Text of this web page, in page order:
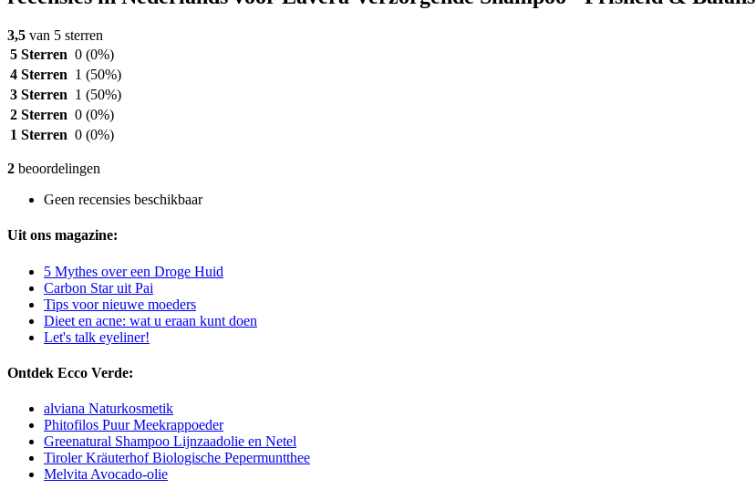
3,5 van 5 sterren
5 Sterren 0 (0%)
4 Sterren 1 (50%)
3 Sterren 1 (50%)
2 Sterren 0 (0%)
1 Sterren 0 (0%)
2 beoordelingen
Geen recensies beschikbaar
Uit ons magazine:
5 Mythes over een Droge Huid
Carbon Star uit Pai
Tips voor nieuwe moeders
Dieet en acne: wat u eraan kunt doen
Let's talk eyeliner!
Ontdek Ecco Verde:
alviana Naturkosmetik
Phitofilos Puur Meekrappoeder
Greenatural Shampoo Lijnzaadolie en Netel
Tiroler Kräuterhof Biologische Pepermuntthee
Melvita Avocado-olie